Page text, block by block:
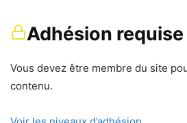
Adhésion requise
Vous devez être membre du site
contenu.